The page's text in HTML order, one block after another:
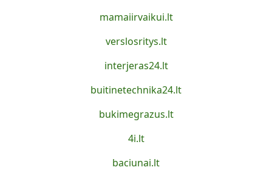
mamaiirvaikui.lt
verslosritys.lt
interjeras24.lt
buitinetechnika24.lt
bukimegrazus.lt
4i.lt
baciunai.lt